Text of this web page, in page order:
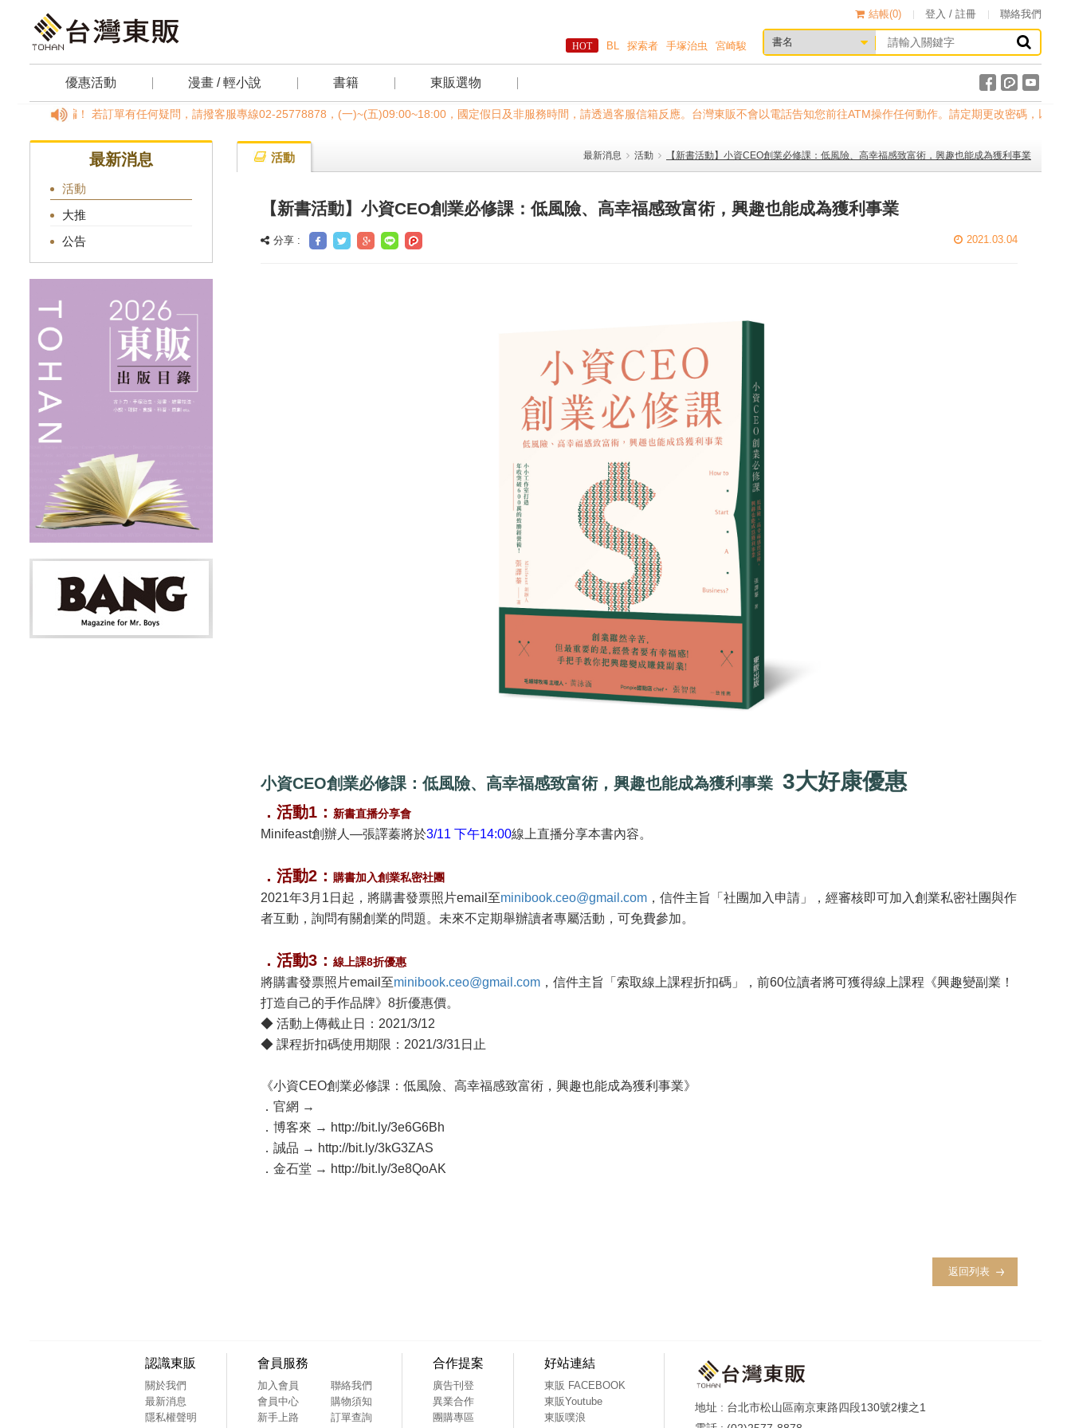
結帳(0) 登入 / 註冊 聯絡我們
BL 探索者 手塚治虫 宮崎駿
優惠活動 漫畫 / 輕小說 書籍 東販選物
小心詐騙！ 若訂單有任何疑問，請撥客服專線02-25778878，(一)~(五)09:00~18:00，國定假日及非服務時間，請透過客服信箱反應。台灣東販不會以電話告知您前往ATM操作任何動作。請定期更改密碼，以確保帳
活動 最新消息 活動 【新書活動】小資CEO創業必修課：低風險、高幸福感致富術，興趣也能成為獲利事業
【新書活動】小資CEO創業必修課：低風險、高幸福感致富術，興趣也能成為獲利事業
分享 : 2021.03.04
小資CEO創業必修課：低風險、高幸福感致富術，興趣也能成為獲利事業 3大好康優惠
．活動1： 新書直播分享會
Minifeast創辦人—張譯蓁將於3/11 下午14:00線上直播分享本書內容。
．活動2： 購書加入創業私密社團
2021年3月1日起，將購書發票照片email至minibook.ceo@gmail.com ，信件主旨「社團加入申請」，經審核即可加入創業私密社團與作
者互動，詢問有關創業的問題。未來不定期舉辦讀者專屬活動，可免費參加。
．活動3： 線上課8折優惠
將購書發票照片email至minibook.ceo@gmail.com ，信件主旨「索取線上課程折扣碼」，前60位讀者將可獲得線上課程《興趣變副業！
打造自己的手作品牌》8折優惠價。
◆ 活動上傳截止日：2021/3/12
◆ 課程折扣碼使用期限：2021/3/31日止
《小資CEO創業必修課：低風險、高幸福感致富術，興趣也能成為獲利事業》
．官網 →
．博客來 → http://bit.ly/3e6G6Bh
．誠品 → http://bit.ly/3kG3ZAS
．金石堂 → http://bit.ly/3e8QoAK
返回列表
最新消息
活動
大推
公告
認識東販
關於我們
最新消息
隱私權聲明
會員服務
加入會員
會員中心
新手上路
聯絡我們
購物須知
訂單查詢
合作提案
廣告刊登
異業合作
團購專區
好站連結
東販 FACEBOOK
東販Youtube
東販噗浪
台北市松山區南京東路四段130號2樓之1